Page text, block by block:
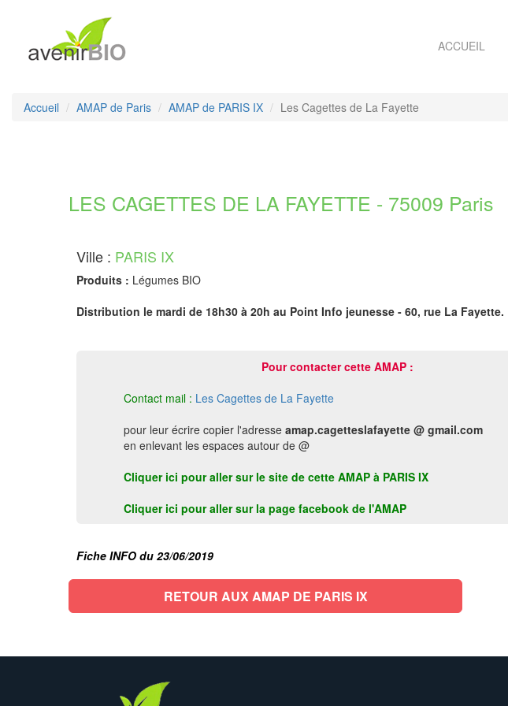
ACCUEIL
Accueil AMAP de Paris AMAP de PARIS IX Les Cagettes de La Fayette
LES CAGETTES DE LA FAYETTE - 75009 Paris
Ville : PARIS IX
Produits : Légumes BIO
Distribution le mardi de 18h30 à 20h au Point Info jeunesse - 60, rue La Fayette.
Pour contacter cette AMAP :
Contact mail : Les Cagettes de La Fayette
pour leur écrire copier l'adresse amap.cagetteslafayette @ gmail.com
en enlevant les espaces autour de @
Cliquer ici pour aller sur le site de cette AMAP à PARIS IX
Cliquer ici pour aller sur la page facebook de l'AMAP
Fiche INFO du 23/06/2019
RETOUR AUX AMAP DE PARIS IX